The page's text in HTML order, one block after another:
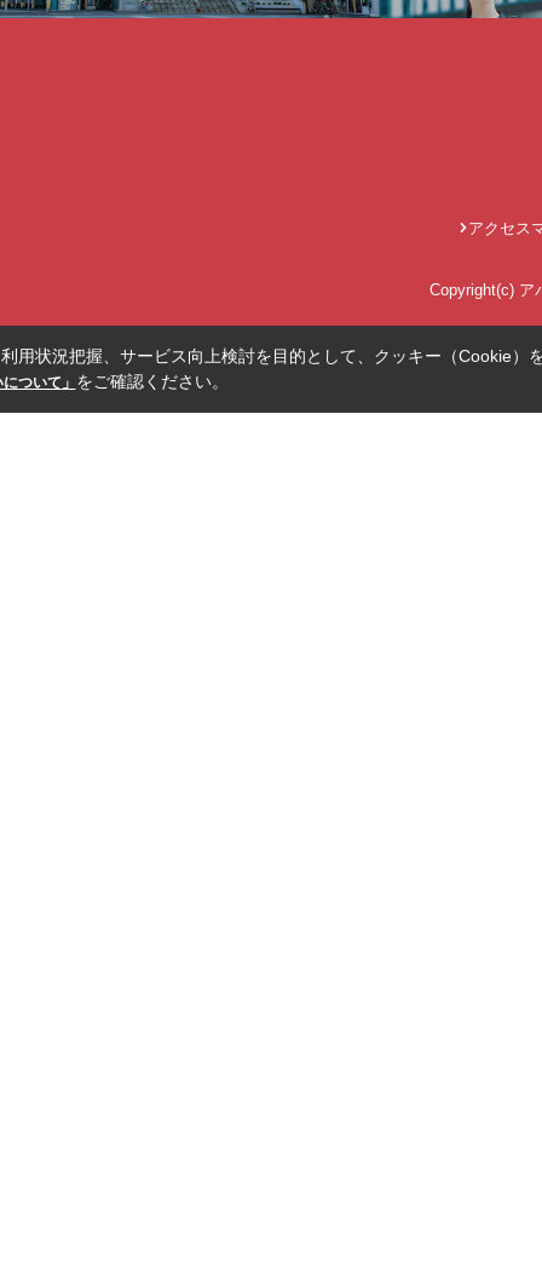
アクセス
Copyright(c)
用状況把握、サービス向上検討を目的として、クッキー（Cookie）
ついて」 をご確認ください。